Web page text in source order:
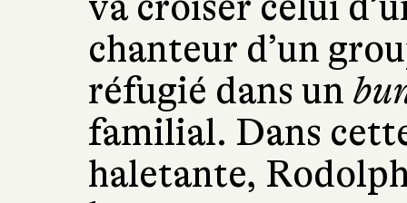
chanteur d’un
réfugié dans un
familial. Dans
haletante,